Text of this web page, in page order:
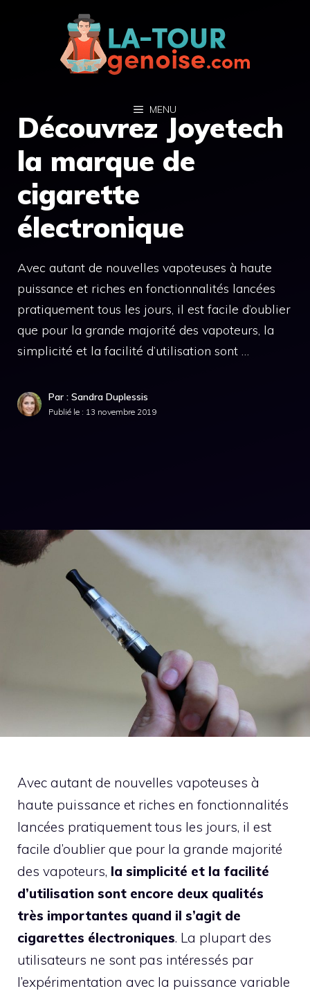
MENU
Découvrez Joyetech
la marque de
cigarette
électronique
Avec autant de nouvelles vapoteuses à haute
puissance et riches en fonctionnalités lancées
pratiquement tous les jours, il est facile d’oublier
que pour la grande majorité des vapoteurs, la
simplicité et la facilité d’utilisation sont …
Par : Sandra Duplessis
Publié le : 13 novembre 2019
Avec autant de nouvelles vapoteuses à
haute puissance et riches en fonctionnalités
lancées pratiquement tous les jours, il est
facile d’oublier que pour la grande majorité
des vapoteurs, la simplicité et la facilité
d’utilisation sont encore deux qualités
très importantes quand il s’agit de
cigarettes électroniques. La plupart des
utilisateurs ne sont pas intéressés par
l’expérimentation avec la puissance variable